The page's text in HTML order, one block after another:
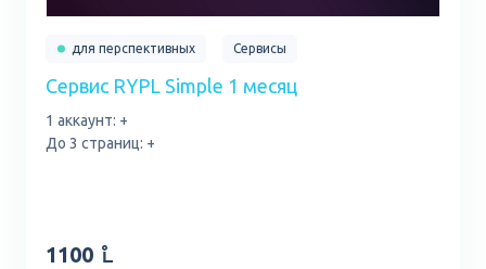
для перспективных Сервисы
Сервис RYPL Simple 1 месяц
1 аккаунт: +
До 3 страниц: +
1100